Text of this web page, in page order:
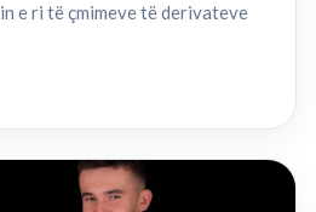
e ri të çmimeve të derivateve